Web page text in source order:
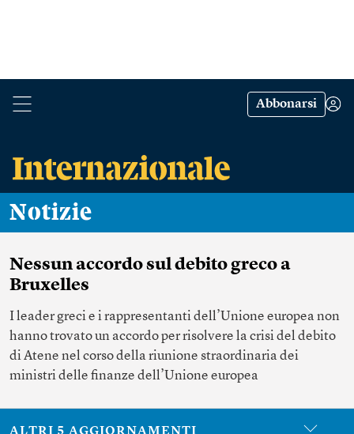
Abbonarsi
Notizie
Nessun accordo sul debito greco a
Bruxelles
I leader greci e i rappresentanti dell’Unione europea non
hanno trovato un accordo per risolvere la crisi del debito
di Atene nel corso della riunione straordinaria dei
ministri delle finanze dell’Unione europea